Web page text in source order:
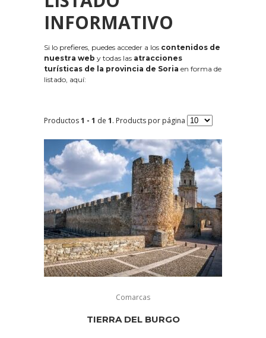
INFORMATIVO
Si lo prefieres, puedes acceder a los contenidos de
nuestra web y todas las atracciones
turísticas de la provincia de Soria en forma de
listado, aquí:
Productos1 - 1 de 1. Products por página
Comarcas
TIERRA DEL BURGO